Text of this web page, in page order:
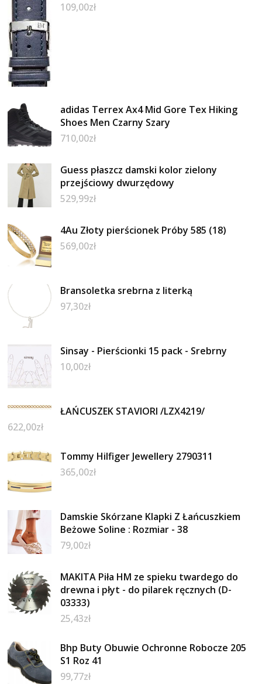
109,00zł
adidas Terrex Ax4 Mid Gore Tex Hiking
Shoes Men Czarny Szary
710,00zł
Guess płaszcz damski kolor zielony
przejściowy dwurzędowy
529,99zł
4Au Złoty pierścionek Próby 585 (18)
569,00zł
Bransoletka srebrna z literką
97,30zł
Sinsay - Pierścionki 15 pack - Srebrny
10,00zł
ŁAŃCUSZEK STAVIORI /LZX4219/
622,00zł
Tommy Hilfiger Jewellery 2790311
365,00zł
Damskie Skórzane Klapki Z Łańcuszkiem
Beżowe Soline : Rozmiar - 38
79,00zł
MAKITA Piła HM ze spieku twardego do
drewna i płyt - do pilarek ręcznych (D-
03333)
25,43zł
Bhp Buty Obuwie Ochronne Robocze 205
S1 Roz 41
99,77zł